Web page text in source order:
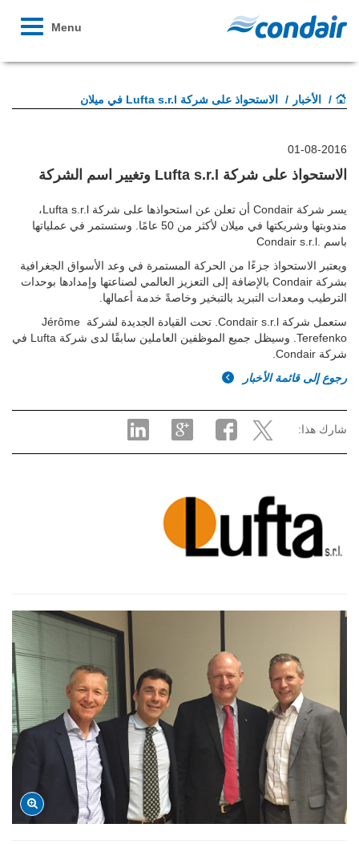
Toggle
Menu
الأخبار الاستحواذ على شركة Lufta s.r.l في ميلان
01-08-2016
الاستحواذ على شركة Lufta s.r.l وتغيير اسم الشركة
يسر شركة Condair أن تعلن عن استحواذها على شركة Lufta s.r.l،
مندوبتها وشريكتها في ميلان لأكثر من 50 عامًا. وستستمر في عملياتها
باسم .Condair s.r.l
ويعتبر الاستحواذ جزءًا من الحركة المستمرة في وعد الأسواق الجغرافية
بشركة Condair بالإضافة إلى التعزيز العالمي لصناعتها وإمدادها بوحدات
الترطيب ومعدات التبريد بالتبخير وخاصةً خدمة أعمالها.
ستعمل شركة Condair s.r.l. تحت القيادة الجديدة لشركة
Jérôme
Terefenko. وسيظل جميع الموظفين العاملين سابقًا لدى شركة Lufta في
شركة Condair.
رجوع إلى قائمة الأخبار
شارك هذا: